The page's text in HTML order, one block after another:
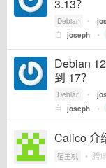
3.13？
Debian •
自 joseph •
Debian
到 17？
Debian •
自 joseph •
Calico 介
宿主机 • 腾